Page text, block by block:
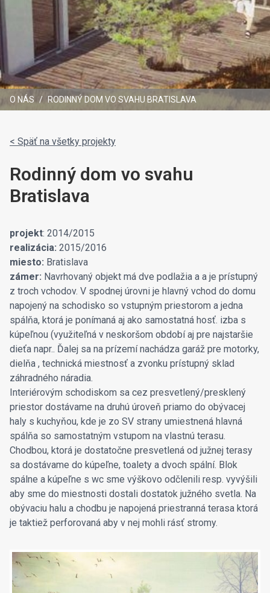
O NÁS / RODINNÝ DOM VO SVAHU BRATISLAVA
< Späť na všetky projekty
Rodinný dom vo svahu
Bratislava
projekt: 2014/2015
realizácia: 2015/2016
miesto: Bratislava
zámer: Navrhovaný objekt má dve podlažia a a je prístupný
z troch vchodov. V spodnej úrovni je hlavný vchod do domu
napojený na schodisko so vstupným priestorom a jedna
spálňa, ktorá je ponímaná aj ako samostatná hosť. izba s
kúpeľnou (využiteľná v neskoršom období aj pre najstaršie
dieťa napr.. Ďalej sa na prízemí nachádza garáž pre motorky,
dielňa , technická miestnosť a zvonku prístupný sklad
záhradného náradia.
Interiérovým schodiskom sa cez presvetlený/presklený
priestor dostávame na druhú úroveň priamo do obývacej
haly s kuchyňou, kde je zo SV strany umiestnená hlavná
spálňa so samostatným vstupom na vlastnú terasu.
Chodbou, ktorá je dostatočne presvetlená od južnej terasy
sa dostávame do kúpeľne, toalety a dvoch spální. Blok
spálne a kúpeľne s wc sme výškovo odčlenili resp. vyvýšili
aby sme do miestnosti dostali dostatok južného svetla. Na
obývaciu halu a chodbu je napojená priestranná terasa ktorá
je taktiež perforovaná aby v nej mohli rásť stromy.